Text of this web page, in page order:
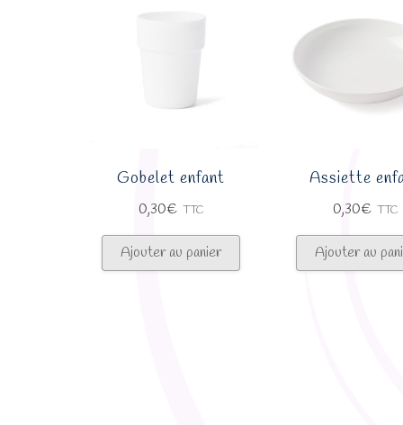
Gobelet enfant
0,30€ TTC
Ajouter au panier
Assiette
0,30€ TTC
Ajouter au